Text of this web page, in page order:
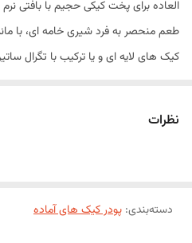
العاده برای پخت کیکی حجیم با بافتی
طعم منحصر به فرد شیری خامه ای، با
کيک های لايه ای و یا ترکیب با تگرال
نظرات
دسته‌بندی: پودر کیک های آماده